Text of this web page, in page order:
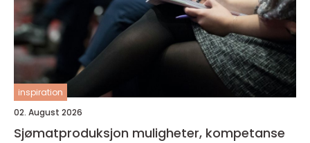
inspiration
02. August 2026
Sjømatproduksjon muligheter, kompetanse